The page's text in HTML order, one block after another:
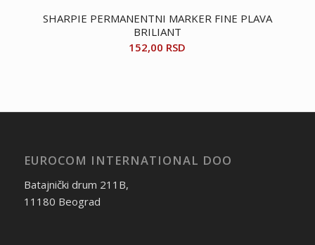
SHARPIE PERMANENTNI MARKER FINE PLAVA
BRILIANT
152,00 RSD
EUROCOM INTERNATIONAL DOO
Batajnički drum 211B,
11180 Beograd